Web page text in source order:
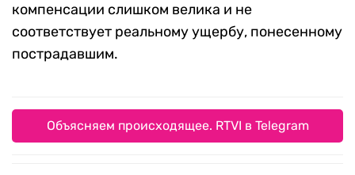
компенсации слишком велика и не
соответствует реальному ущербу, понесенному
пострадавшим.
Объясняем происходящее. RTVI в Telegram